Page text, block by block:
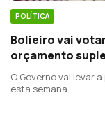
POLÍTICA
Bolieiro vai
orçamento
O Governo vai levar
esta semana.